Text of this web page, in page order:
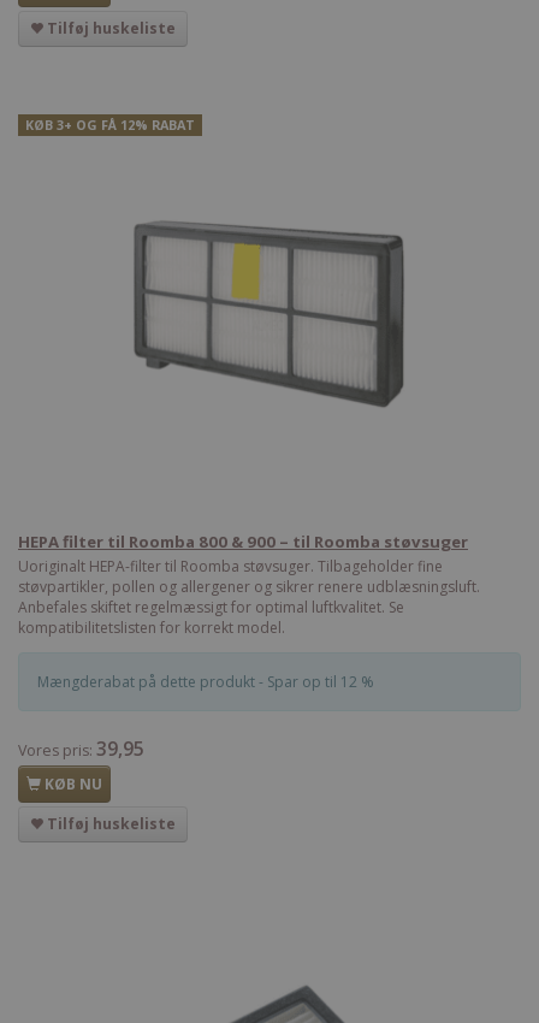
Tilføj huskeliste
KØB 3+ OG FÅ 12% RABAT
HEPA filter til Roomba 800 & 900 – til Roomba støvsuger
Uoriginalt HEPA-filter til Roomba støvsuger. Tilbageholder fine
støvpartikler, pollen og allergener og sikrer renere udblæsningsluft.
Anbefales skiftet regelmæssigt for optimal luftkvalitet. Se
kompatibilitetslisten for korrekt model.
Mængderabat på dette produkt - Spar op til 12 %
Vores pris: 39,95
KØB NU
Tilføj huskeliste